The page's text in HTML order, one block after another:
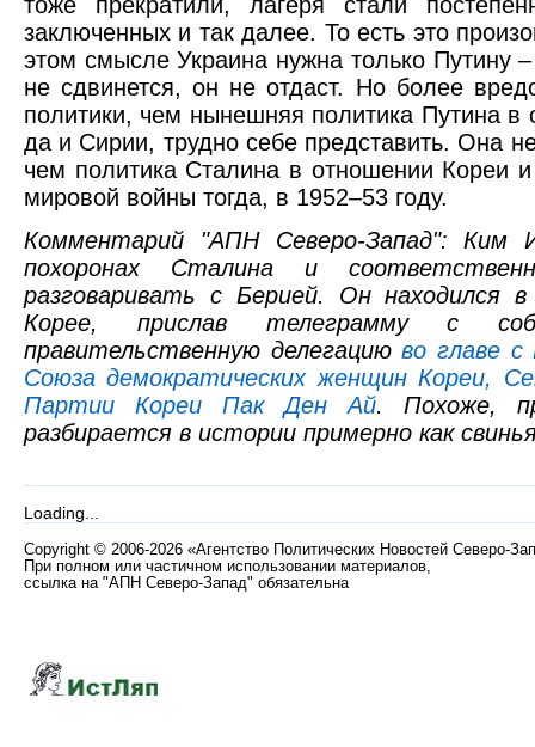
заключенных и так далее. То есть это
этом смысле Украина нужна только Путину
не сдвинется, он не отдаст. Но более
политики, чем нынешняя политика Путина в
да и Сирии, трудно себе представить. Она
чем политика Сталина в отношении Кореи и
мировой войны тогда, в 1952–53 году.
Комментарий "АПН Северо-Запад":
похоронах Сталина и
разговаривать с Берией. Он находился в
Корее, прислав телеграмму с
правительственную делегациюво главе
Союза демократических женщин Кореи,
Партии Кореи Пак Ден Ай. Похоже,
разбирается в истории примерно как
Loading...
Copyright © 2006-2026 «Агентство Политических Новостей Северо-
При полном или частичном использовании материалов,
ссылка на "АПН Северо-Запад" обязательна